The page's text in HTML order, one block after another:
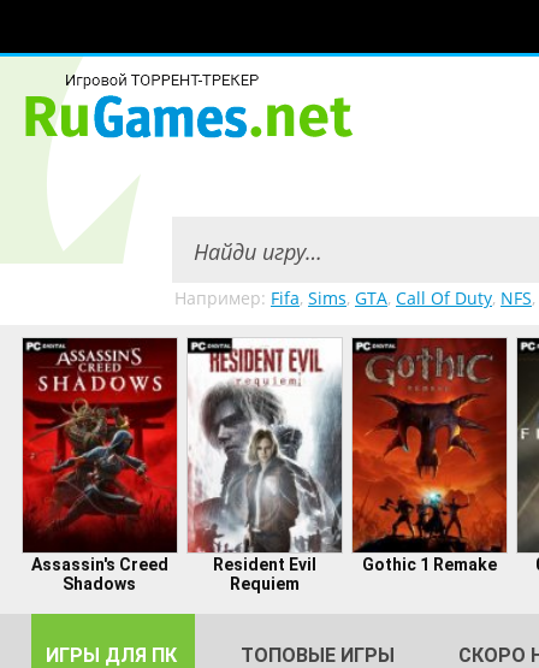
Например: Fifa, Sims, GTA, Call Of Duty, NFS,
Assassin's Creed
Shadows
Resident Evil
Requiem
Gothic 1 Remake
ИГРЫ ДЛЯ ПК ТОПОВЫЕ ИГРЫ СКОРО